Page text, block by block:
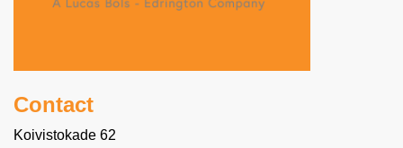
Contact
Koivistokade 62